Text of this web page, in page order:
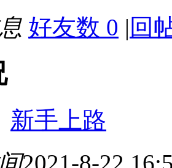
好友数 0 | 回
新手上路